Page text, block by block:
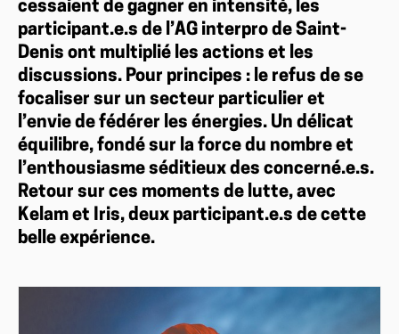
cessaient de gagner en intensité, les
participant.e.s de l’AG interpro de Saint-
Denis ont multiplié les actions et les
discussions. Pour principes : le refus de se
focaliser sur un secteur particulier et
l’envie de fédérer les énergies. Un délicat
équilibre, fondé sur la force du nombre et
l’enthousiasme séditieux des concerné.e.s.
Retour sur ces moments de lutte, avec
Kelam et Iris, deux participant.e.s de cette
belle expérience.